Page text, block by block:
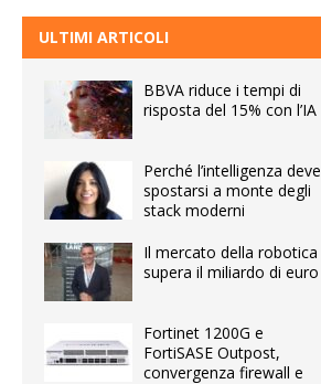
ULTIMI ARTICOLI
BBVA riduce i tempi di
risposta del 15% con l’IA
Perché l’intelligenza deve
spostarsi a monte degli
stack moderni
Il mercato della robotica
supera il miliardo di euro
Fortinet 1200G e
FortiSASE Outpost,
convergenza firewall e